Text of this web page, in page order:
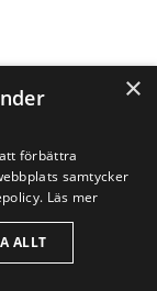
×
förbättra
samtycker
Läs mer
ALLT